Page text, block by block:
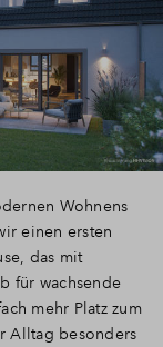
Wohnens
einen ersten
das mit
für wachsende
mehr Platz zum
Alltag besonders